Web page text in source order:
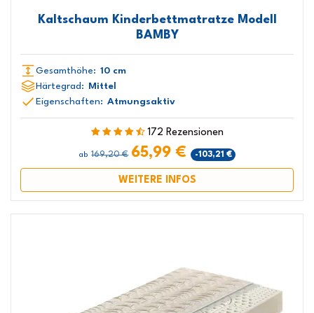
Kaltschaum Kinderbettmatratze Modell
BAMBY
Gesamthöhe: 10 cm
Härtegrad:
Mittel
Eigenschaften: Atmungsaktiv
172 Rezensionen
ab 169,20 € 65,99 € -103,21 €
WEITERE INFOS